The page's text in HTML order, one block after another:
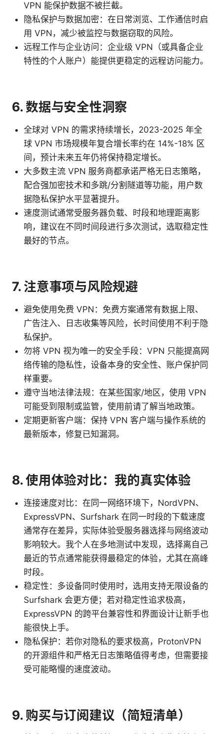
VPN 能保护数据不被拦截。
隐私保护与数据加密：在日常浏览、工作通信时启
用 VPN，减少被监控与数据窃取的风险。
远程工作与企业访问：企业级 VPN（或具备企业
特性的个人账户）能提供更稳定的远程访问能力。
6. 数据与安全性洞察
全球对 VPN 的需求持续增长，2023-2025 年全
球 VPN 市场规模年复合增长率约在 14%-18% 区
间，预计未来五年仍将保持稳定增长。
大多数主流 VPN 服务商都承诺严格无日志策略，
配合强加密技术和多跳/分割隧道等功能，用户数
据隐私保护水平显著提升。
速度测试通常受服务器负载、时段和地理距离影
响，建议在不同时间段进行多次测试，选取稳定性
最好的节点。
7. 注意事项与风险规避
避免使用免费 VPN：免费方案通常有数据上限、
广告注入、日志收集等风险，长时间使用不利于隐
私保护。
勿将 VPN 视为唯一的安全手段：VPN 只能提高网
络传输的隐私性，设备本身的安全性、账户保护同
样重要。
遵守当地法律法规：在某些国家/地区，使用 VPN
可能受到限制或监管，使用前请了解当地政策。
定期更新客户端：保持 VPN 客户端与操作系统的
最新版本，修复已知漏洞。
8. 使用体验对比：我的真实体验
连接速度对比：在同一网络环境下，NordVPN、
ExpressVPN、Surfshark 在同一时段的下载速度
通常存在差异，实际体验受服务器选择与网络波动
影响较大。我个人在多地测试中发现，选择离自己
最近的节点通常能获得最稳定的体验，尤其在高峰
时段。
稳定性：多设备同时使用时，选用支持无限设备的
Surfshark 会更方便；若对稳定性追求极高，
ExpressVPN 的跨平台兼容性和界面设计让新手也
能很快上手。
隐私保护：若你对隐私的要求极高，ProtonVPN
的开源组件和严格无日志策略值得考虑，但需要接
受可能略慢的速度波动。
9. 购买与订阅建议（简短清单）